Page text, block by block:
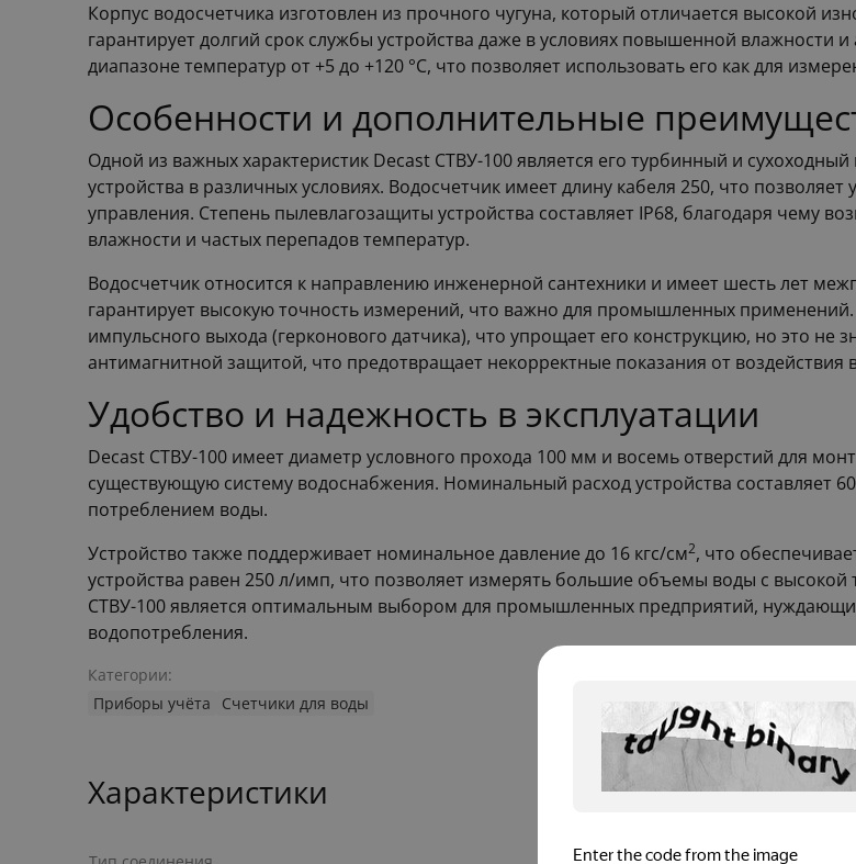
Корпус водосчетчика изготовлен из прочного чугуна, который отличается высокой
гарантирует долгий срок службы устройства даже в условиях повышенной влажности
диапазоне температур от +5 до +120 °C, что позволяет использовать его как для
Особенности и дополнительные
Одной из важных характеристик Decast СТВУ-100 является его турбинный и
устройства в различных условиях. Водосчетчик имеет длину кабеля 250, что
управления. Степень пылевлагозащиты устройства составляет IP68, благодаря чему
влажности и частых перепадов температур.
Водосчетчик относится к направлению инженерной сантехники и имеет шесть лет
гарантирует высокую точность измерений, что важно для промышленных применений.
импульсного выхода (герконового датчика), что упрощает его конструкцию, но это
антимагнитной защитой, что предотвращает некорректные показания от
Удобство и надежность в эксплуатации
Decast СТВУ-100 имеет диаметр условного прохода 100 мм и восемь отверстий для
существующую систему водоснабжения. Номинальный расход устройства составляет
потреблением воды.
Устройство также поддерживает номинальное давление до 16 кгс/см2, что
устройства равен 250 л/имп, что позволяет измерять большие объемы воды с высокой
СТВУ-100 является оптимальным выбором для промышленных предприятий,
водопотребления.
Категории:
Приборы учёта
Счетчики для воды
Характеристики